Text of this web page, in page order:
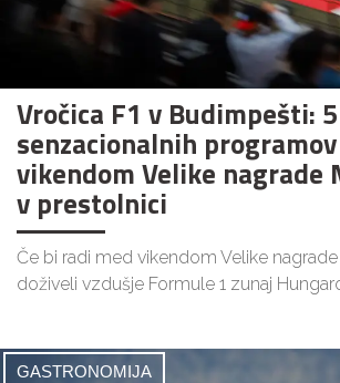
Vročica F1 v Budimpešti: 5
senzacionalnih
vikendom Velike nagrade
v prestolnici
Če bi radi med vikendom Velike
doživeli vzdušje Formule 1 zunaj
GASTRONOMIJA